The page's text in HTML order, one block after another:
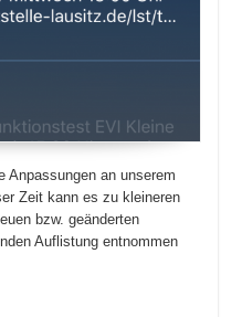
Anpassungen an unserem
Zeit kann es zu kleineren
bzw. geänderten
Auflistung entnommen